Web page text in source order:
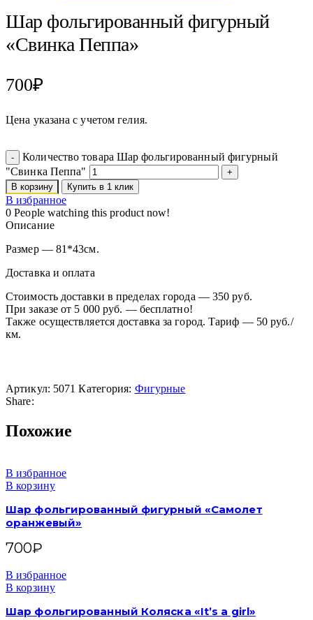
Шар фольгированный фигурный
«Свинка Пеппа»
700₽
Цена указана с учетом гелия.
Количество товара Шар фольгированный фигурный
"Свинка Пеппа"
В корзину Купить в 1 клик
В избранное
0 People watching this product now!
Описание
Размер — 81*43см.
Доставка и оплата
Стоимость доставки в пределах города — 350 руб.
При заказе от 5 000 руб. — бесплатно!
Также осуществляется доставка за город. Тариф — 50 руб./
км.
Артикул: 5071Категория: Фигурные
Share:
Похожие
В избранное
В корзину
Шар фольгированный фигурный «Самолет
оранжевый»
700₽
В избранное
В корзину
Шар фольгированный Коляска «It’s a girl»